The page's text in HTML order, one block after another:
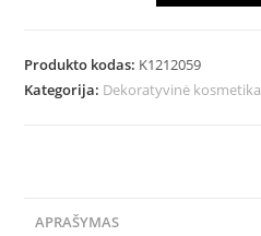
Produkto kodas: K1212059
Kategorija: Dekoratyvinė kosmetika
APRAŠYMAS